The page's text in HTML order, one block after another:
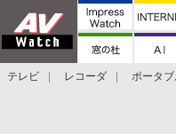
テレビ レコーダ ポータ